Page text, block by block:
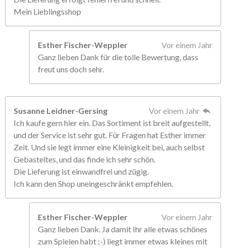
Mein Lieblingsshop
Esther Fischer-Weppler
Vor einem Jahr
Ganz lieben Dank für die tolle Bewertung, dass
freut uns doch sehr.
Susanne Leidner-Gersing
Vor einem Jahr
Ich kaufe gern hier ein. Das Sortiment ist breit aufgestellt,
und der Service ist sehr gut. Für Fragen hat Esther immer
Zeit. Und sie legt immer eine Kleinigkeit bei, auch selbst
Gebasteltes, und das finde ich sehr schön.
Die Lieferung ist einwandfrei und zügig.
Ich kann den Shop uneingeschränkt empfehlen.
Esther Fischer-Weppler
Vor einem Jahr
Ganz lieben Dank. Ja damit Ihr alle etwas schönes
zum Spielen habt ;-) liegt immer etwas kleines mit